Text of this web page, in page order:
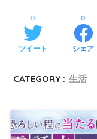
ツイート
0
シェア
0
CATEGORY : 生活